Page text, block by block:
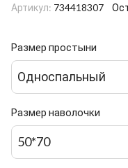
Артикул: 734418307
Размер простыни
Односпальный
Размер наволочки
50*70